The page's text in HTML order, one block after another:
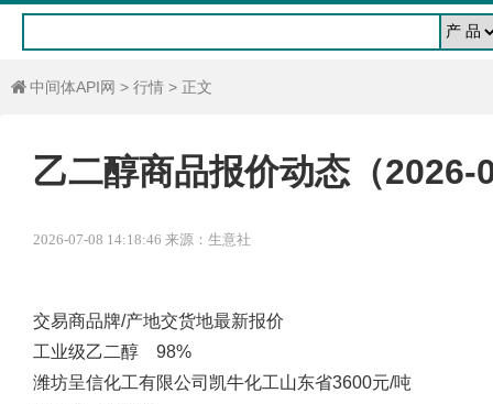
 中间体API网 > 行情 > 正文
乙二醇商品报价动态（2026-
2026-07-08 14:18:46 来源：生意社
交易商品牌/产地交货地最新报价
工业级乙二醇 98%
潍坊呈信化工有限公司 凯牛化工山东省3600元/吨